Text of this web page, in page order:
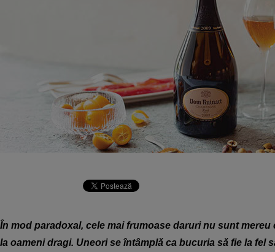
În mod paradoxal, cele mai frumoase daruri nu sunt mereu
la oameni dragi. Uneori se întâmplă ca bucuria să fie la fel